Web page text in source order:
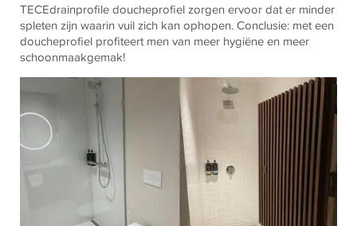
TECEdrainprofile doucheprofiel zorgen ervoor dat er minder
spleten zijn waarin vuil zich kan ophopen. Conclusie: met een
doucheprofiel profiteert men van meer hygiëne en meer
schoonmaakgemak!